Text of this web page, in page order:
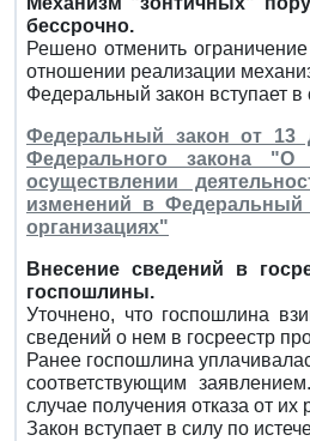
бессрочно.
Решено отменить
отношении реализации
Федеральный закон вступает в
Федеральный закон от 13
Федерального закона
осуществлении
изменений в
организациях"
Внесение сведений в
госпошлины.
Уточнено, что госпошлина
сведений о нем в госреестр
Ранее госпошлина
соответствующим
случае получения отказа от их
Закон вступает в силу по